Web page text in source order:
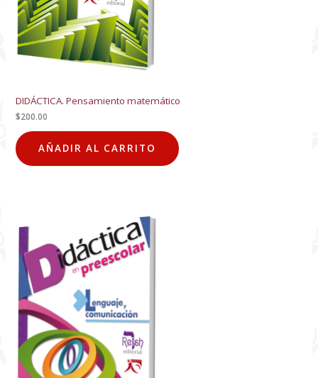
DIDÁCTICA. Pensamiento matemático
$200.00
AÑADIR AL CARRITO